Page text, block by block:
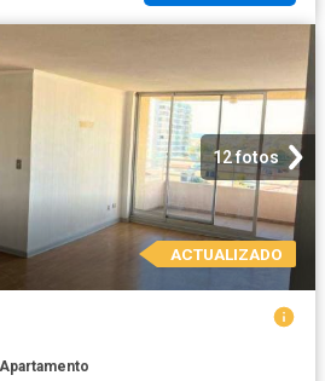
12 fotos
ACTUALIZADO
Apartamento